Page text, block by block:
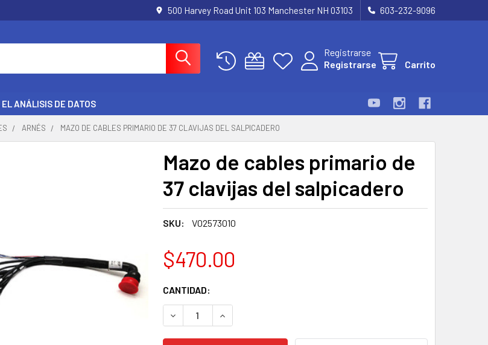
500 Harvey Road Unit 103 Manchester NH 03103 603-232-9096
Registrarse
Registrarse
Carrito
ANÁLISIS DE DATOS
ARNÉS MAZO DE CABLES PRIMARIO DE 37 CLAVIJAS DEL SALPICADERO
Mazo de cables primario de
37 clavijas del salpicadero
SKU: V02573010
$470.00
STOCK
ACTUAL:
CANTIDAD:
DISMINUIR LA CANTIDAD DE DASH 37 PINES ARNÉS PRIMARIO
AUMENTAR LA CANTIDAD DE DASH 37 PINES ARNÉS PRIMARIO